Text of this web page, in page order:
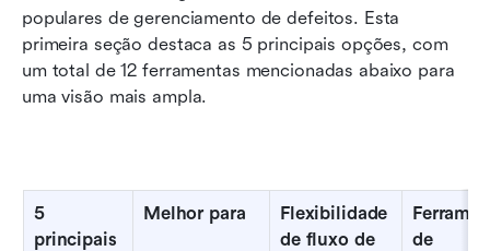
populares de gerenciamento de defeitos. Esta
primeira seção destaca as 5 principais opções, com
um total de 12 ferramentas mencionadas abaixo para
uma visão mais ampla.
5
principais
Melhor para
Flexibilidade
de fluxo de
de